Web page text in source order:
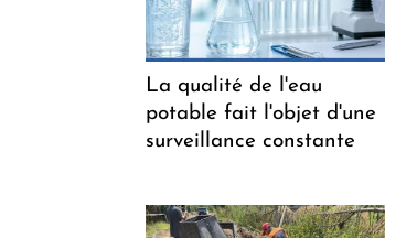
La qualité de l'eau
potable fait l'objet d'une
surveillance constante